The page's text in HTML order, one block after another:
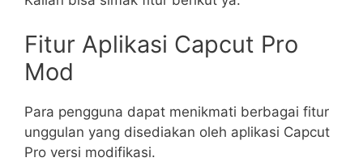
Fitur Aplikasi Capcut Pro
Mod
Para pengguna dapat menikmati berbagai fitur
unggulan yang disediakan oleh aplikasi Capcut
Pro versi modifikasi.